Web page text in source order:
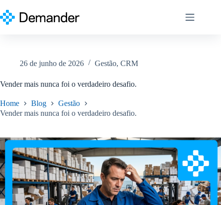
para
o
26 de junho de 2026 Gestão, CRM
Vender mais nunca foi o verdadeiro desafio.
Home Blog
Gestão
Vender mais nunca foi o verdadeiro desafio.